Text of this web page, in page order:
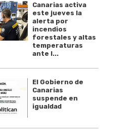
Canarias activa
este jueves la
alerta por
incendios
forestales y altas
temperaturas
ante l...
El Gobierno de
Canarias
suspende en
igualdad